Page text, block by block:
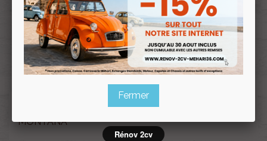
Profitez de prix remisés
avec la Carte clubRenov 2cv
Souscrire
au clubRenov 2cv
Crayon de retouche peinture AC405 VERT
MONTANA
Fermer
Rénov 2cv